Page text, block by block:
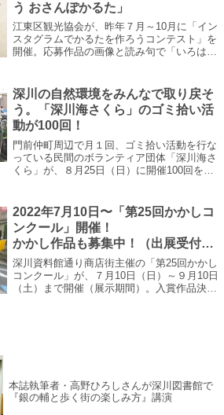
う おさんぽかるた」
江東区観光協会が、昨年７月～10月に「イン
スタグラムでかるたを作ろうコンテスト」を
開催。応募作品の画像と読み句で「いろはに
深川の自然環境をみんなで取り戻そ
う。「深川海さくら」のゴミ拾い活
動が100回！
門前仲町周辺で月１回、ゴミ拾い活動を行な
っている民間のボランティア団体「深川海さ
くら」が、８月25日（日）に開催100回を迎
2022年7月10日〜「第25回かかしコ
ンクール」開催！
かかし作品も募集中！（出展受付
中）
深川資料館通り商店街主催の「第25回かかし
コンクール」が、７月10日（日）～９月10日
（土）まで開催（展示期間）。入賞作品決定
本誌執筆者・高野ひろしさんが深川図書館で
『銀の輔と歩く街の楽しみ方』講演